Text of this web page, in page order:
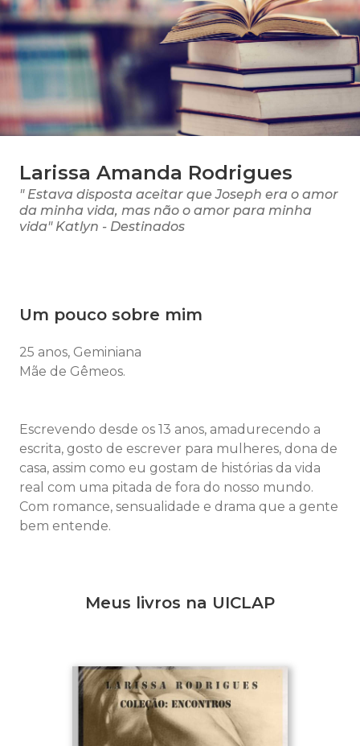
Larissa Amanda Rodrigues
" Estava disposta aceitar que Joseph era o amor
da minha vida, mas não o amor para minha
vida" Katlyn - Destinados
Um pouco sobre mim
25 anos, Geminiana
Mãe de Gêmeos.
Escrevendo desde os 13 anos, amadurecendo a
escrita, gosto de escrever para mulheres, dona de
casa, assim como eu gostam de histórias da vida
real com uma pitada de fora do nosso mundo.
Com romance, sensualidade e drama que a gente
bem entende.
Meus livros na UICLAP